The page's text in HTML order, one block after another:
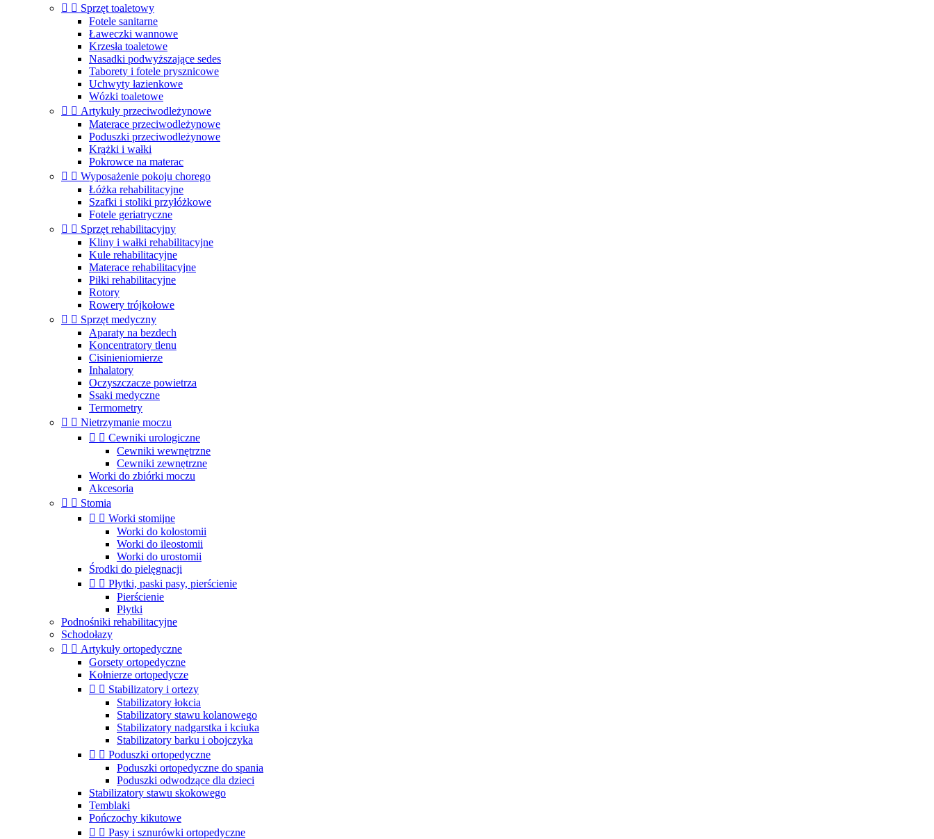
  Sprzęt toaletowy
Fotele sanitarne
Ławeczki wannowe
Krzesła toaletowe
Nasadki podwyższające sedes
Taborety i fotele prysznicowe
Uchwyty łazienkowe
Wózki toaletowe
  Artykuły przeciwodleżynowe
Materace przeciwodleżynowe
Poduszki przeciwodleżynowe
Krążki i wałki
Pokrowce na materac
  Wyposażenie pokoju chorego
Łóżka rehabilitacyjne
Szafki i stoliki przyłóżkowe
Fotele geriatryczne
  Sprzęt rehabilitacyjny
Kliny i wałki rehabilitacyjne
Kule rehabilitacyjne
Materace rehabilitacyjne
Piłki rehabilitacyjne
Rotory
Rowery trójkołowe
  Sprzęt medyczny
Aparaty na bezdech
Koncentratory tlenu
Cisinieniomierze
Inhalatory
Oczyszczacze powietrza
Ssaki medyczne
Termometry
  Nietrzymanie moczu
  Cewniki urologiczne
Cewniki wewnętrzne
Cewniki zewnętrzne
Worki do zbiórki moczu
Akcesoria
  Stomia
  Worki stomijne
Worki do kolostomii
Worki do ileostomii
Worki do urostomii
Środki do pielęgnacji
  Płytki, paski pasy, pierścienie
Pierścienie
Płytki
Podnośniki rehabilitacyjne
Schodołazy
  Artykuły ortopedyczne
Gorsety ortopedyczne
Kołnierze ortopedycze
  Stabilizatory i ortezy
Stabilizatory łokcia
Stabilizatory stawu kolanowego
Stabilizatory nadgarstka i kciuka
Stabilizatory barku i obojczyka
  Poduszki ortopedyczne
Poduszki ortopedyczne do spania
Poduszki odwodzące dla dzieci
Stabilizatory stawu skokowego
Temblaki
Pończochy kikutowe
  Pasy i sznurówki ortopedyczne